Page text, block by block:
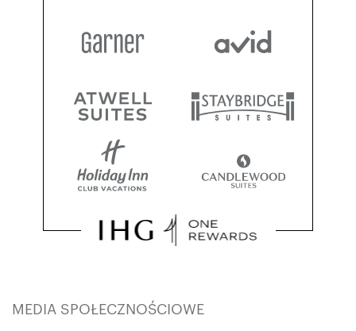
MEDIA SPOŁECZNOŚCIOWE